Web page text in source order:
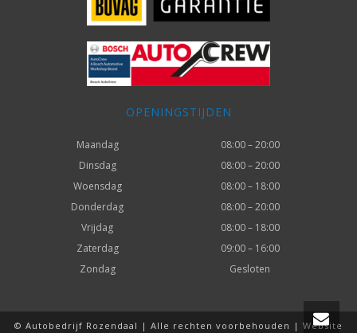
OPENINGSTIJDEN
Maandag
08:00 – 20:00
Dinsdag
08:00 – 20:00
Woensdag
08:00 – 18:00
Donderdag
08:00 – 20:00
Vrijdag
08:00 – 18:00
Zaterdag
09:00 – 16:00
Zondag
Gesloten
© Autobedrijf Rozendaal | Alle rechten voorbehouden | Website